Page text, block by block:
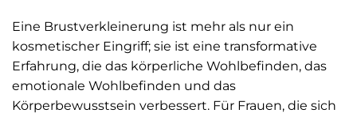
Eine Brustverkleinerung ist mehr als nur ein
kosmetischer Eingriff; sie ist eine transformative
Erfahrung, die das körperliche Wohlbefinden, das
emotionale Wohlbefinden und das
Körperbewusstsein verbessert. Für Frauen, die sich